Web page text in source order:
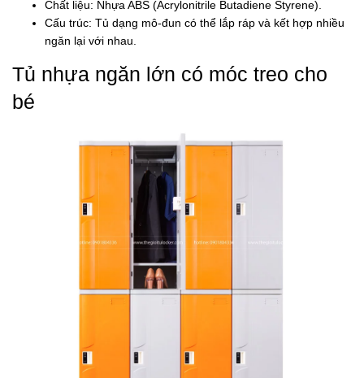
Chất liệu: Nhựa ABS (Acrylonitrile Butadiene Styrene).
Cấu trúc: Tủ dạng mô-đun có thể lắp ráp và kết hợp nhiều
ngăn lại với nhau.
Tủ nhựa ngăn lớn có móc treo cho
bé